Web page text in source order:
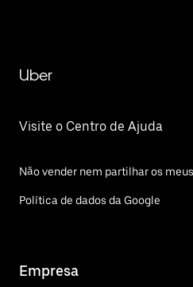
Uber
Visite o Centro de Ajuda
Não vender nem partilhar os
Política de dados da Google
Empresa